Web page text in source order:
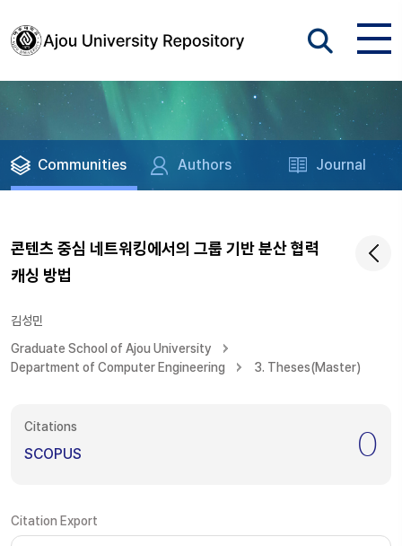
Communities Authors Journal
콘텐츠 중심 네트워킹에서의 그룹 기반 분산 협력
캐싱 방법
김성민
Graduate School of Ajou University
Department of Computer Engineering
3. Theses(Master)
Citations
SCOPUS 0
Citation Export